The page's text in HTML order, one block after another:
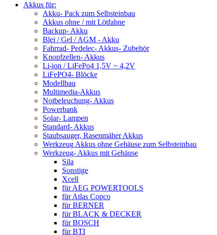
Akkus für:
Akku- Pack zum Selbsteinbau
Akkus ohne / mit Lötfahne
Backup- Akku
Blei / Gel / AGM - Akku
Fahrrad- Pedelec- Akkus- Zubehör
Knopfzellen- Akkus
Li-ion / LiFePo4 1,5V ~ 4,2V
LiFePO4- Blöcke
Modellbau
Multimedia-Akkus
Notbeleuchung- Akkus
Powerbank
Solar- Lampen
Standard- Akkus
Staubsauger, Rasenmäher Akkus
Werkzeug Akkus ohne Gehäuse zum Selbsteinbau
Werkzeug- Akkus mit Gehäuse
Sila
Sonstige
Xcell
für AEG POWERTOOLS
für Atlas Copco
für BERNER
für BLACK & DECKER
für BOSCH
für BTI